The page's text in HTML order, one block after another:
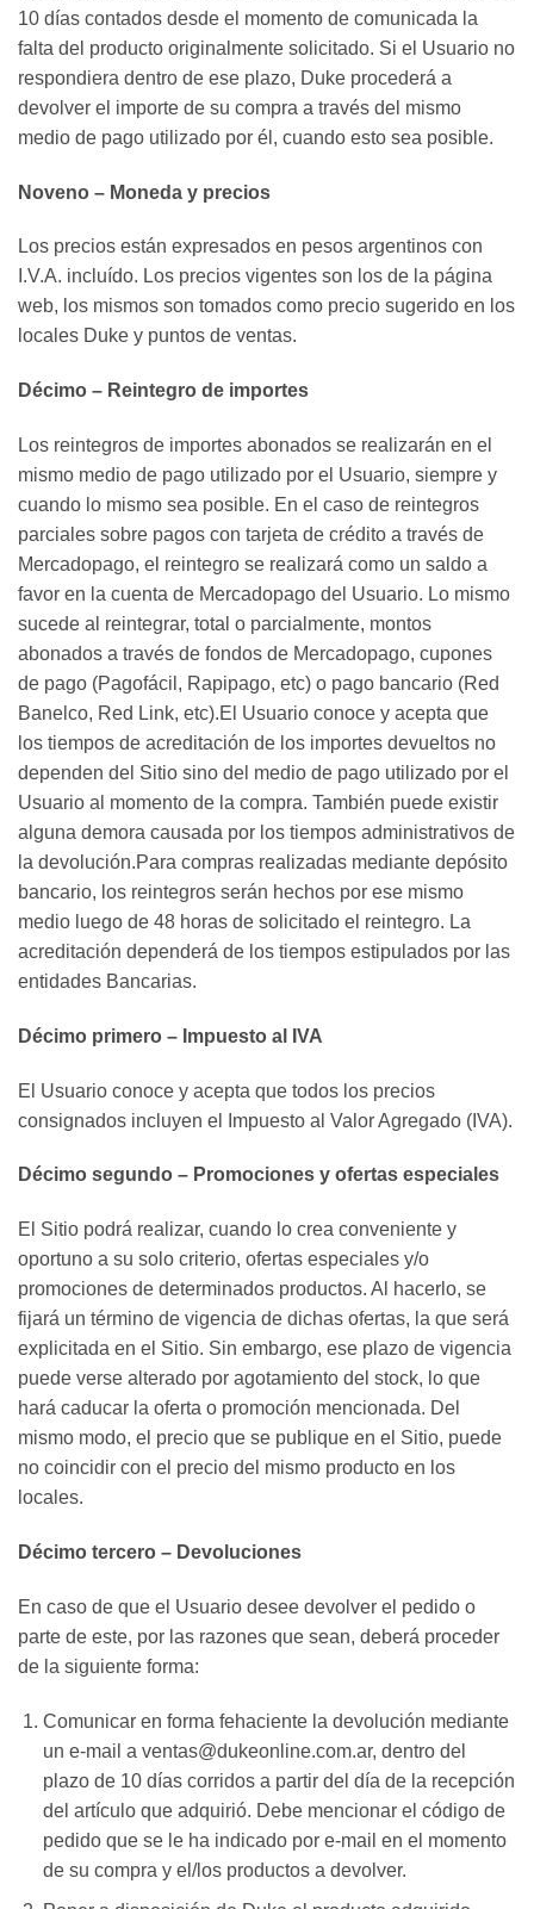
10 días contados desde el momento de comunicada la
falta del producto originalmente solicitado. Si el Usuario no
respondiera dentro de ese plazo, Duke procederá a
devolver el importe de su compra a través del mismo
medio de pago utilizado por él, cuando esto sea posible.
Noveno – Moneda y precios
Los precios están expresados en pesos argentinos con
I.V.A. incluído. Los precios vigentes son los de la página
web, los mismos son tomados como precio sugerido en los
locales Duke y puntos de ventas.
Décimo – Reintegro de importes
Los reintegros de importes abonados se realizarán en el
mismo medio de pago utilizado por el Usuario, siempre y
cuando lo mismo sea posible. En el caso de reintegros
parciales sobre pagos con tarjeta de crédito a través de
Mercadopago, el reintegro se realizará como un saldo a
favor en la cuenta de Mercadopago del Usuario. Lo mismo
sucede al reintegrar, total o parcialmente, montos
abonados a través de fondos de Mercadopago, cupones
de pago (Pagofácil, Rapipago, etc) o pago bancario (Red
Banelco, Red Link, etc).El Usuario conoce y acepta que
los tiempos de acreditación de los importes devueltos no
dependen del Sitio sino del medio de pago utilizado por el
Usuario al momento de la compra. También puede existir
alguna demora causada por los tiempos administrativos de
la devolución.Para compras realizadas mediante depósito
bancario, los reintegros serán hechos por ese mismo
medio luego de 48 horas de solicitado el reintegro. La
acreditación dependerá de los tiempos estipulados por las
entidades Bancarias.
Décimo primero – Impuesto al IVA
El Usuario conoce y acepta que todos los precios
consignados incluyen el Impuesto al Valor Agregado (IVA).
Décimo segundo – Promociones y ofertas especiales
El Sitio podrá realizar, cuando lo crea conveniente y
oportuno a su solo criterio, ofertas especiales y/o
promociones de determinados productos. Al hacerlo, se
fijará un término de vigencia de dichas ofertas, la que será
explicitada en el Sitio. Sin embargo, ese plazo de vigencia
puede verse alterado por agotamiento del stock, lo que
hará caducar la oferta o promoción mencionada. Del
mismo modo, el precio que se publique en el Sitio, puede
no coincidir con el precio del mismo producto en los
locales.
Décimo tercero – Devoluciones
En caso de que el Usuario desee devolver el pedido o
parte de este, por las razones que sean, deberá proceder
de la siguiente forma:
Comunicar en forma fehaciente la devolución mediante
un e-mail a ventas@dukeonline.com.ar, dentro del
plazo de 10 días corridos a partir del día de la recepción
del artículo que adquirió. Debe mencionar el código de
pedido que se le ha indicado por e-mail en el momento
de su compra y el/los productos a devolver.